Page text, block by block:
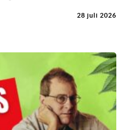
28 juli 2026